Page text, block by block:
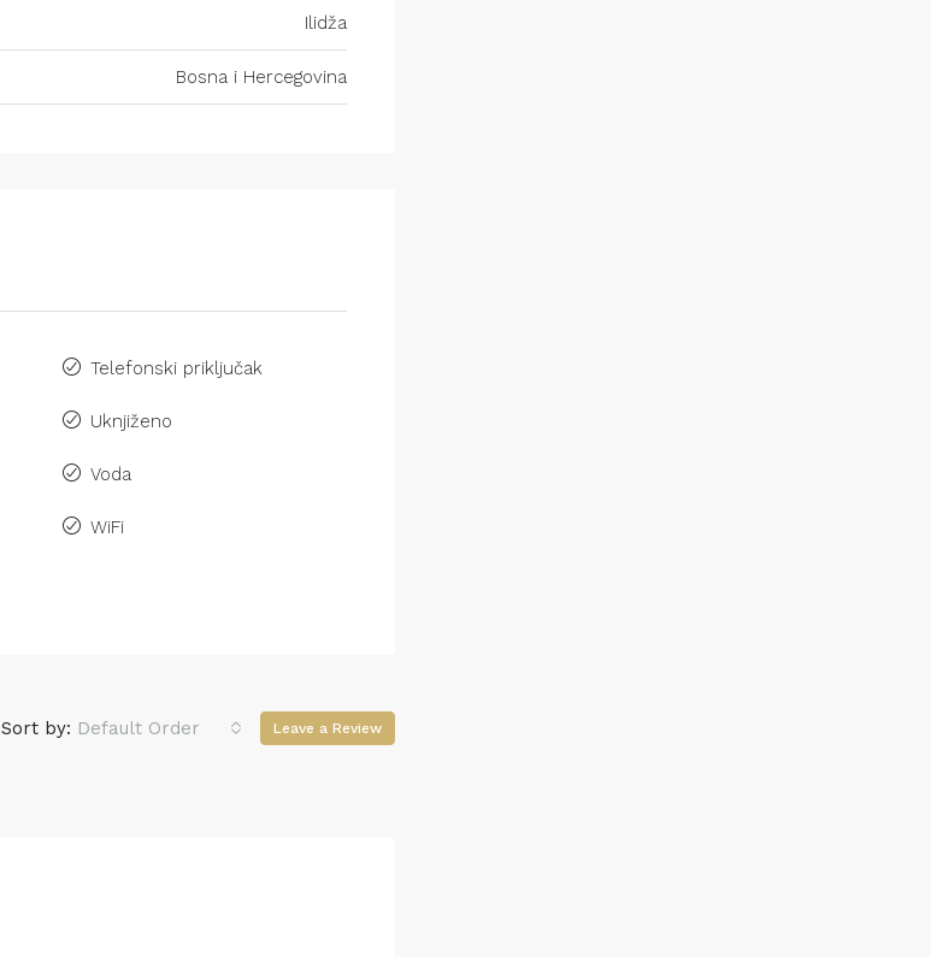
Ilidža
Bosna i Hercegovina
Telefonski priključak
Uknjiženo
Voda
WiFi
Sort by: Default Order Leave a Review